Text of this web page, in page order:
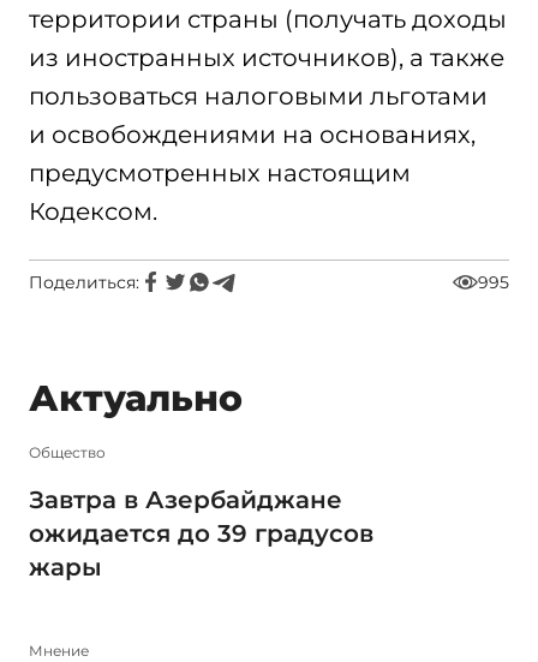
территории страны (получать доходы
из иностранных источников), а также
пользоваться налоговыми льготами
и освобождениями на основаниях,
предусмотренных настоящим
Кодексом.
Поделиться: 995
Актуально
Общество
Завтра в Азербайджане
ожидается до 39 градусов
жары
Мнение